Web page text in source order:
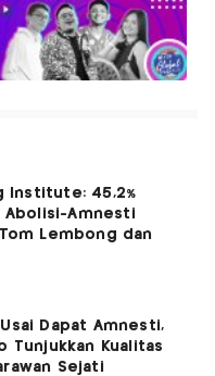
Institute: 45,2%
Abolisi-Amnesti
Lembong dan
Dapat Amnesti,
Tunjukkan Kualitas
Sejati